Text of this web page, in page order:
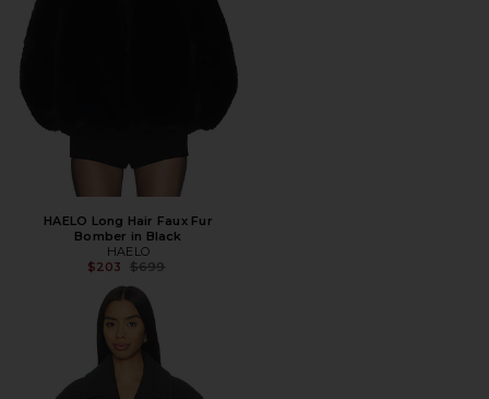
HAELO Long Hair Faux Fur
Bomber in Black
HAELO
$203
Предыдущая цена:
$699